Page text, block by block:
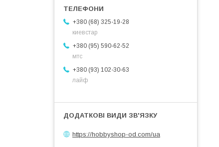
+380 (68) 325-19-28
киевстар
+380 (95) 590-62-52
мтс
+380 (93) 102-30-63
лайф
https://hobbyshop-od.com/ua